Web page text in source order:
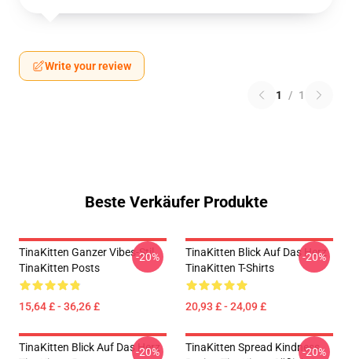
Write your review
1 / 1
Beste Verkäufer Produkte
TinaKitten Ganzer Vibes-Stil
TinaKitten Posts
15,64 £ - 36,26 £
-20%
TinaKitten Blick Auf Das Herz
TinaKitten T-Shirts
20,93 £ - 24,09 £
-20%
TinaKitten Blick Auf Das Herz
-20%
TinaKitten Spread Kindness
-20%